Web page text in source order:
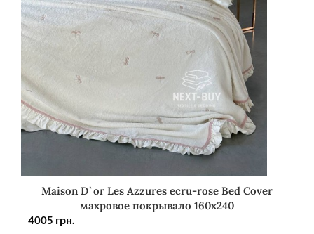
Maison D`or Les Azzures ecru-rose Bed Cover
махровое покрывало 160х240
4005 грн.